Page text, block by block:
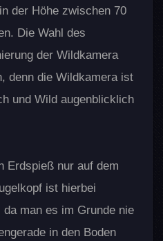
der Höhe zwischen 70
Die Wahl des
der Wildkamera
denn die Wildkamera ist
und Wild augenblicklich
Erdspieß nur auf dem
ist hierbei
man es im Grunde nie
in den Boden